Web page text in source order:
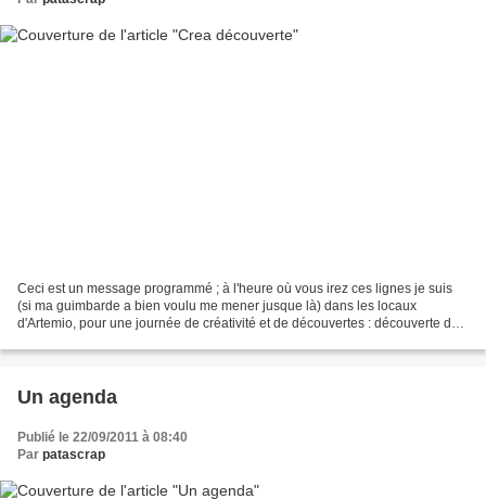
Ceci est un message programmé ; à l'heure où vous irez ces lignes je suis
(si ma guimbarde a bien voulu me mener jusque là) dans les locaux
d'Artemio, pour une journée de créativité et de découvertes : découverte de
Un agenda
Publié le 22/09/2011 à 08:40
Par patascrap